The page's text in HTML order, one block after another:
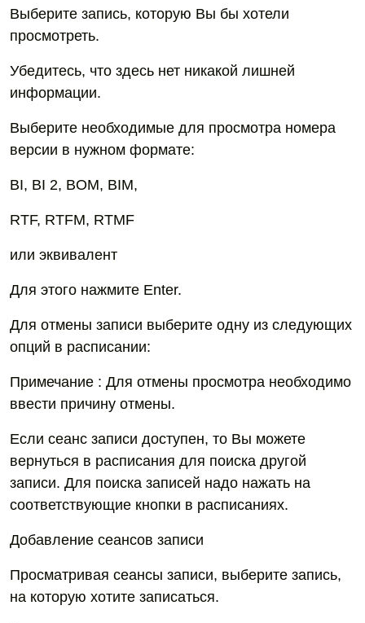
Выберите запись, которую Вы бы хотели
просмотреть.
Убедитесь, что здесь нет никакой лишней
информации.
Выберите необходимые для просмотра номера
версии в нужном формате:
BI, BI 2, BOM, BIM,
RTF, RTFM, RTMF
или эквивалент
Для этого нажмите Enter.
Для отмены записи выберите одну из следующих
опций в расписании:
Примечание : Для отмены просмотра необходимо
ввести причину отмены.
Если сеанс записи доступен, то Вы можете
вернуться в расписания для поиска другой
записи. Для поиска записей надо нажать на
соответствующие кнопки в расписаниях.
Добавление сеансов записи
Просматривая сеансы записи, выберите запись,
на которую хотите записаться.